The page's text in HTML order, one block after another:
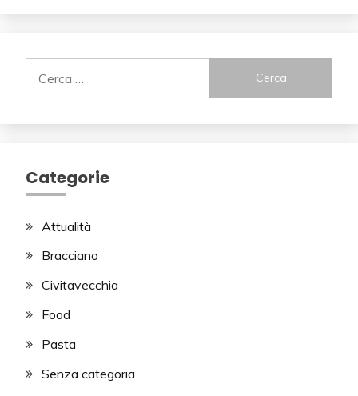
per:
Categorie
Attualità
Bracciano
Civitavecchia
Food
Pasta
Senza categoria